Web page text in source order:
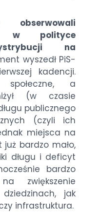
w polityce
na
wyszedł PiS-
kadencji.
społeczne, a
(w czasie
publicznego
(czyli ich
miejsca na
bardzo mało,
długu i deficyt
bardzo
zwiększenie
jak
infrastruktura.